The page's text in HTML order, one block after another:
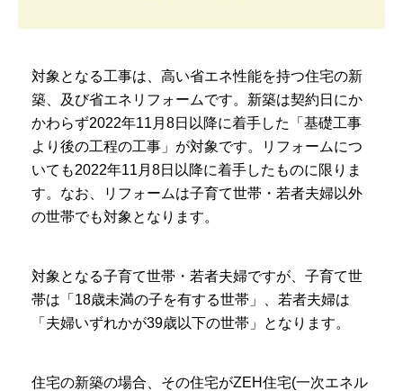
対象となる工事は、高い省エネ性能を持つ住宅の新
築、及び省エネリフォームです。新築は契約日にか
かわらず2022年11月8日以降に着手した「基礎工事
より後の工程の工事」が対象です。リフォームにつ
いても2022年11月8日以降に着手したものに限りま
す。なお、リフォームは子育て世帯・若者夫婦以外
の世帯でも対象となります。
対象となる子育て世帯・若者夫婦ですが、子育て世
帯は「18歳未満の子を有する世帯」、若者夫婦は
「夫婦いずれかが39歳以下の世帯」となります。
住宅の新築の場合、その住宅がZEH住宅(一次エネル